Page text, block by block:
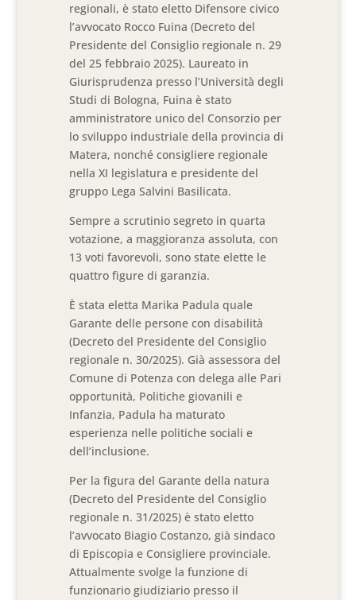
regionali, è stato eletto Difensore civico
l’avvocato Rocco Fuina (Decreto del
Presidente del Consiglio regionale n. 29
del 25 febbraio 2025). Laureato in
Giurisprudenza presso l’Università degli
Studi di Bologna, Fuina è stato
amministratore unico del Consorzio per
lo sviluppo industriale della provincia di
Matera, nonché consigliere regionale
nella XI legislatura e presidente del
gruppo Lega Salvini Basilicata.
Sempre a scrutinio segreto in quarta
votazione, a maggioranza assoluta, con
13 voti favorevoli, sono state elette le
quattro figure di garanzia.
È stata eletta Marika Padula quale
Garante delle persone con disabilità
(Decreto del Presidente del Consiglio
regionale n. 30/2025). Già assessora del
Comune di Potenza con delega alle Pari
opportunità, Politiche giovanili e
Infanzia, Padula ha maturato
esperienza nelle politiche sociali e
dell’inclusione.
Per la figura del Garante della natura
(Decreto del Presidente del Consiglio
regionale n. 31/2025) è stato eletto
l’avvocato Biagio Costanzo, già sindaco
di Episcopia e Consigliere provinciale.
Attualmente svolge la funzione di
funzionario giudiziario presso il